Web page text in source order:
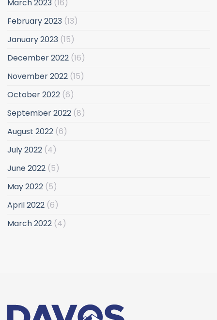
March 2023 (16)
February 2023 (13)
January 2023 (15)
December 2022 (16)
November 2022 (15)
October 2022 (6)
September 2022 (8)
August 2022 (6)
July 2022 (4)
June 2022 (5)
May 2022 (5)
April 2022 (6)
March 2022 (4)